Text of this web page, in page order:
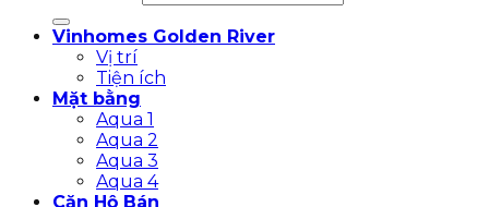
Vinhomes Golden River
Vị trí
Tiện ích
Mặt bằng
Aqua 1
Aqua 2
Aqua 3
Aqua 4
Căn Hộ Bán